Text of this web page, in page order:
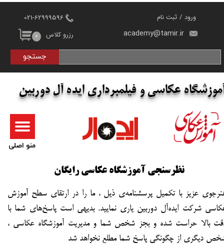
021-62999596
academy@tamir.ir ۰ رزرو کلاس
ورود / ثبت نام
حساب کاربری من
تغییر کلمه عبور
سفارشات
خروج
جستجو
منو اصلی
عکاسی و فیلمبرداری ایده آل دوربین
عزیز با تکمیل پرسشنامه‌ی ذیل ، ما را در ارتقای سطح آموزش
شرکت ایده‌آل دوربین یاری نمایید. بدیهی است پاسخ‌های شما با
بالا حراست شده و بجز شخص شما و مدیریت آموزشگاه عکاسی ،
دیگری از چگونگی پاسخ شما مطلع نخواهد شد
نظرسنجی آموزشگاه عکاسی رایگان